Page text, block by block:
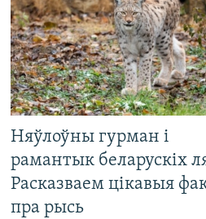
Няўлоўны гурман і
рамантык беларускіх
Расказваем цікавыя
пра рысь